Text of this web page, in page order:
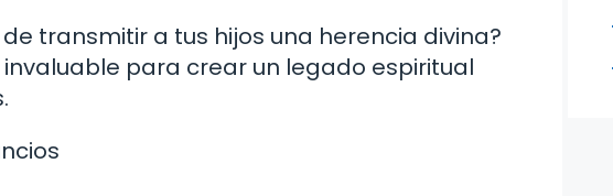
transmitir a tus hijos una herencia divina?
para crear un legado espiritual